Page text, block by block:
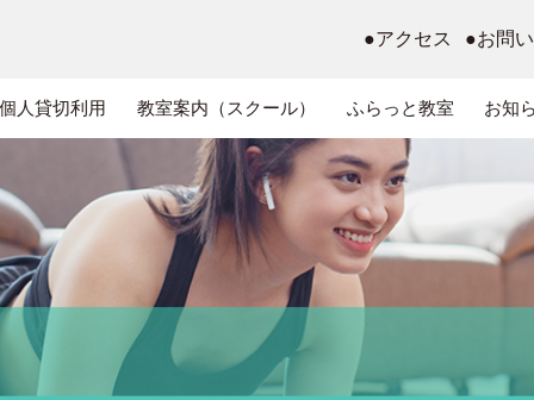
●アクセス ●お問
人貸切利用 教室案内（スクール） ふらっと教室 お知